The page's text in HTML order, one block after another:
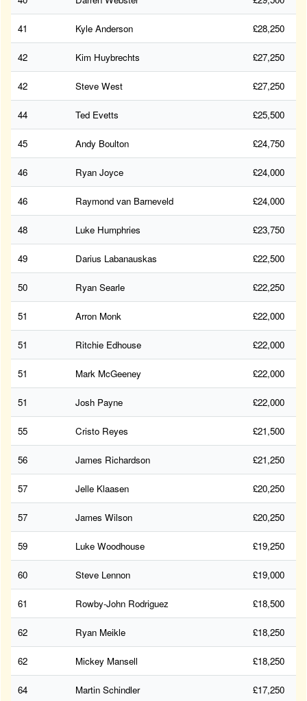
41 Kyle Anderson £28,250
42 Kim Huybrechts £27,250
42 Steve West £27,250
44 Ted Evetts £25,500
45 Andy Boulton £24,750
46 Ryan Joyce £24,000
46 Raymond van Barneveld £24,000
48 Luke Humphries £23,750
49 Darius Labanauskas £22,500
50 Ryan Searle £22,250
51 Arron Monk £22,000
51 Ritchie Edhouse £22,000
51 Mark McGeeney £22,000
51 Josh Payne £22,000
55 Cristo Reyes £21,500
56 James Richardson £21,250
57 Jelle Klaasen £20,250
57 James Wilson £20,250
59 Luke Woodhouse £19,250
60 Steve Lennon £19,000
61 Rowby-John Rodriguez £18,500
62 Ryan Meikle £18,250
62 Mickey Mansell £18,250
64 Martin Schindler £17,250